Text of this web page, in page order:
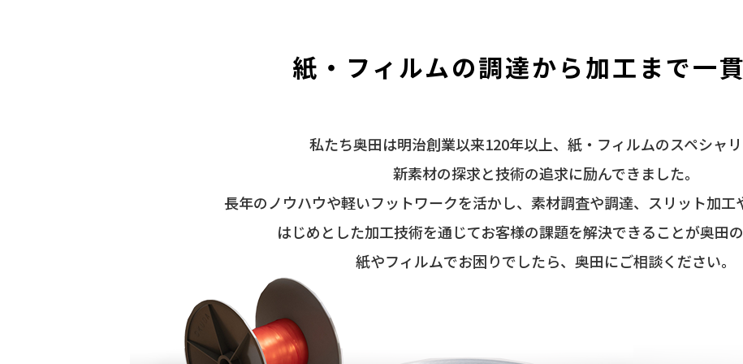
紙・フィルムの調達から加工まで一
私たち奥田は明治創業以来120年以上、紙・フィルムのスペシャリ
新素材の探求と技術の追求に励んできました。
長年のノウハウや軽いフットワークを活かし、素材調査や調達、スリット加工
はじめとした加工技術を通じてお客様の課題を解決できることが奥田の
紙やフィルムでお困りでしたら、奥田にご相談ください。